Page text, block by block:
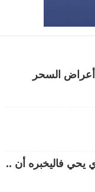
السحر
يحي فاليخبره أن ..